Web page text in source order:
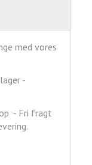
med vores
-
- Fri fragt